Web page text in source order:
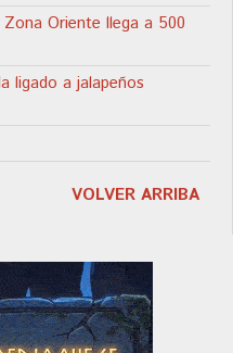
Oriente llega a 500
ligado a jalapeños
VOLVER ARRIBA